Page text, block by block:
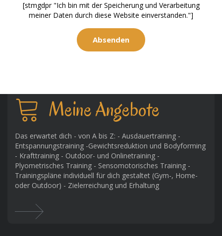
[stmgdpr "Ich bin mit der Speicherung und Verarbeitung
meiner Daten durch diese Website einverstanden."]
Meine Angebote
Das erwartet dich - von A bis Z: - Ausdauertraining -
Entspannungstraining -Gewichtsreduktion und Bodyforming
- Krafttraining - Outdoor- und Onlinetraining -
Plyometrisches Training - Sensomotorisches Training -
Trainingspläne individuell für dich gestaltet (Gym-, Home-
oder Outdoor) - Zielerreichung und Erhaltung